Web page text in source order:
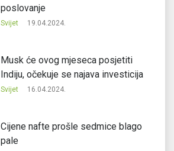
poslovanje
Svijet 19.04.2024.
Musk će ovog mjeseca posjetiti
Indiju, očekuje se najava investicija
Svijet 16.04.2024.
Cijene nafte prošle sedmice blago
pale